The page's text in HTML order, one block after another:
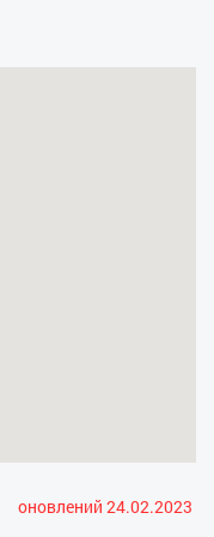
оновлений 24.02.2023